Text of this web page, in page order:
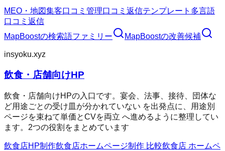
MEO・地図集客口コミ管理口コミ返信テンプレート 多言語
口コミ返信
MapBoostの検索語ファミリー MapBoostの改善候補
insyoku.xyz
飲食・店舗向けHP
飲食・店舗向けHPの入口です。宴会、法事、接待、団体な
ど用途ごとの受け皿が分かれていない を出発点に、用途別
ページを束ねて単価とCVを両立 へ進めるように整理してい
ます。2つの役割をまとめています
飲食店HP制作飲食店ホームページ制作 比較飲食店 ホームペ